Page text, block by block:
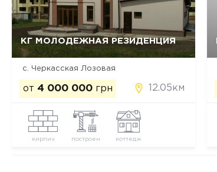
КГ МОЛОДЕЖНАЯ РЕЗИДЕНЦИЯ
с. Черкасская Лозовая
от 4 000 000 грн 12.05км
кирпич построен коттедж
Да, удалить Отмена